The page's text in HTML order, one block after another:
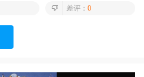
差评： 0